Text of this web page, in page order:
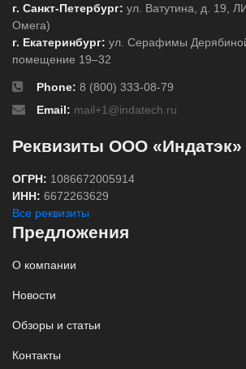
г. Санкт-Петербург: ул. Ватутина, д. 19,
Омега)
г. Екатеринбург: ул. Серафимы
помещение 19–32
Phone: 8 (800) 333-08-79
Email: mail+1@indatech.ru
Реквизиты ООО «Индатэк»
ОГРН: 1086672005914
ИНН: 6672263629
Все реквизиты
Предложения
О компании
Новости
Обзоры и статьи
Контакты